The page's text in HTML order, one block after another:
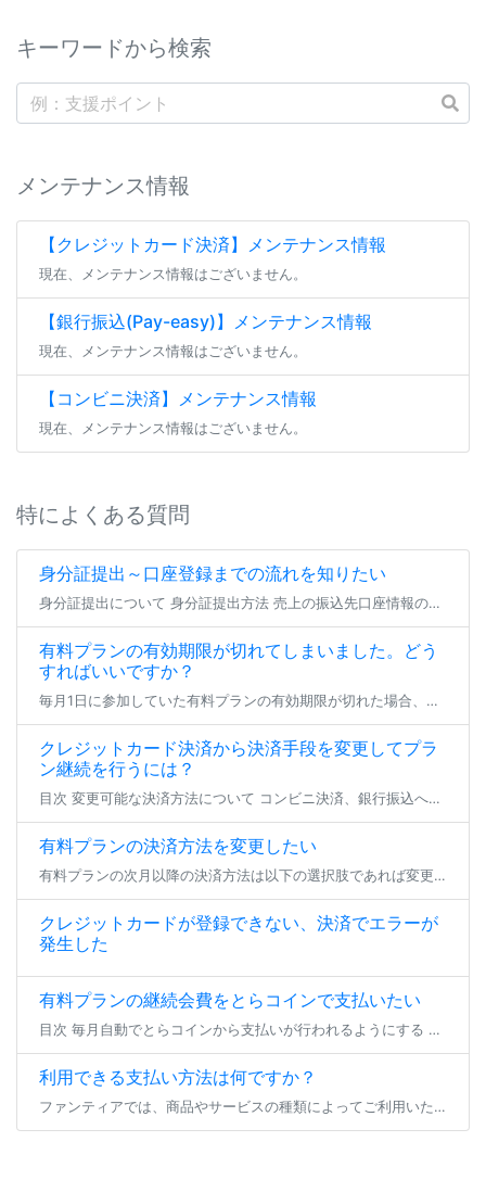
キーワードから検索
メンテナンス情報
【クレジットカード決済】メンテナンス情報
現在、メンテナンス情報はございません。
【銀行振込(Pay-easy)】メンテナンス情報
現在、メンテナンス情報はございません。
【コンビニ決済】メンテナンス情報
現在、メンテナンス情報はございません。
特によくある質問
身分証提出～口座登録までの流れを知りたい
身分証提出について 身分証提出方法 売上の振込先口座情報の登録（または編集） よくあるご質問 身分証提出について ファンティアにてファンクラブを開設する場合、 全年齢・成人向けを問わず全てのファンクラブにて身分証の提出が […]
有料プランの有効期限が切れてしまいました。どう
すればいいですか？
毎月1日に参加していた有料プランの有効期限が切れた場合、登録状態は支払い猶予期間へと移行します。 23日23:59までの間、参加中のファンクラブは無料プランへの仮移行状態となり、有効期限を更新せず24日となった場合にその […]
クレジットカード決済から決済手段を変更してプラ
ン継続を行うには？
目次 変更可能な決済方法について コンビニ決済、銀行振込への変更 とらコインへの変更 変更可能な決済方法について クレジットカード決済以外で現在加入中の有料プラン継続を行いたい場合、 登録済みのクレジットカードを削除いた […]
有料プランの決済方法を変更したい
有料プランの次月以降の決済方法は以下の選択肢であれば変更が可能です。 各手順でお支払い方法のご変更をいただき、期日までにお支払いいただければ、プランの継続加入が可能となります。 ※現在加入いただいているプランから退会する […]
クレジットカードが登録できない、決済でエラーが
発生した
有料プランの継続会費をとらコインで支払いたい
目次 毎月自動でとらコインから支払いが行われるようにする 一時的にとらコインでのプラン継続支払いを行う 毎月自動でとらコインから支払いが行われるようにする 有料プランの継続会費をとらコインでお支払い頂く場合、事前にとらコ […]
利用できる支払い方法は何ですか？
ファンティアでは、商品やサービスの種類によってご利用いただけるお支払い方法が異なります。 プラン参加/継続・バックナンバー購入 ダウンロード商品/物販商品購入 投稿セレクト商品購入 くじ商品購入 コミッションリクエスト・ […]